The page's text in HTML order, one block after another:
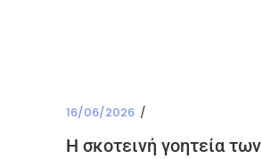
16/06/2026
Η σκοτεινή γοητεία των